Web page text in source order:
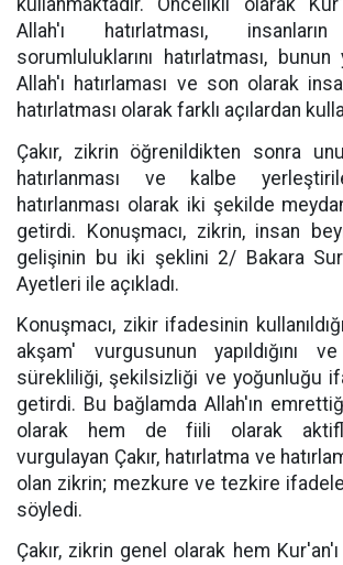
kullanmaktadır. Öncelikli olarak
Allah'ı hatırlatması,
sorumluluklarını hatırlatması, bunun
Allah'ı hatırlaması ve son olarak
hatırlatması olarak farklı açılardan
Çakır, zikrin öğrenildikten sonra
hatırlanması ve kalbe
hatırlanması olarak iki şekilde
getirdi. Konuşmacı, zikrin, insan
gelişinin bu iki şeklini 2/ Bakara
Ayetleri ile açıkladı.
Konuşmacı, zikir ifadesinin
akşam' vurgusunun yapıldığını
sürekliliği, şekilsizliği ve yoğunluğu
getirdi. Bu bağlamda Allah'ın
olarak hem de fiili olarak
vurgulayan Çakır, hatırlatma ve
olan zikrin; mezkure ve tezkire
söyledi.
Çakır, zikrin genel olarak hem